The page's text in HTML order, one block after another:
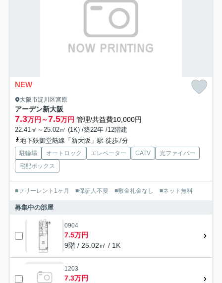
NEW
大阪市淀川区宮原
アーデン新大阪
7.3万円～7.5万円 管理/共益費10,000円
22.41㎡～25.02㎡ (1K) /築22年 /12階建
地下鉄御堂筋線「新大阪」駅 徒歩7分
駐輪場 オートロック エレベーター CATV
光ファイバー
宅配ボックス
■フリーレント1ヶ月 ■保証人不要 ■敷金礼金なし ■ネット無料
募集中の部屋
0904
7.5万円
9階 / 25.02㎡ / 1K
1203
7.3万円